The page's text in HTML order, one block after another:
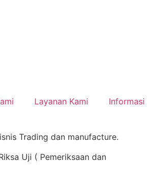
Layanan Kami Informasi
Trading dan manufacture.
Uji ( Pemeriksaan dan